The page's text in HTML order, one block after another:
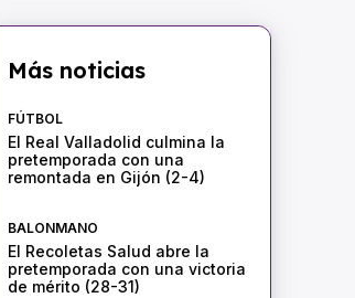
Más noticias
FÚTBOL
El Real Valladolid culmina la
pretemporada con una
remontada en Gijón (2-4)
BALONMANO
El Recoletas Salud abre la
pretemporada con una victoria
de mérito (28-31)